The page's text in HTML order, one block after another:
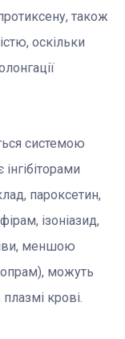
також
оскільки
системою
інгібіторами
пароксетин,
ізоніазид,
меншою
можуть
крові.